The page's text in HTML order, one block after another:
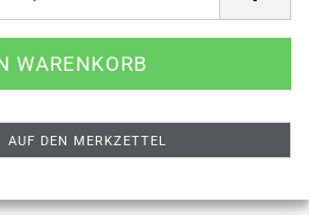
AUF DEN MERKZETTEL